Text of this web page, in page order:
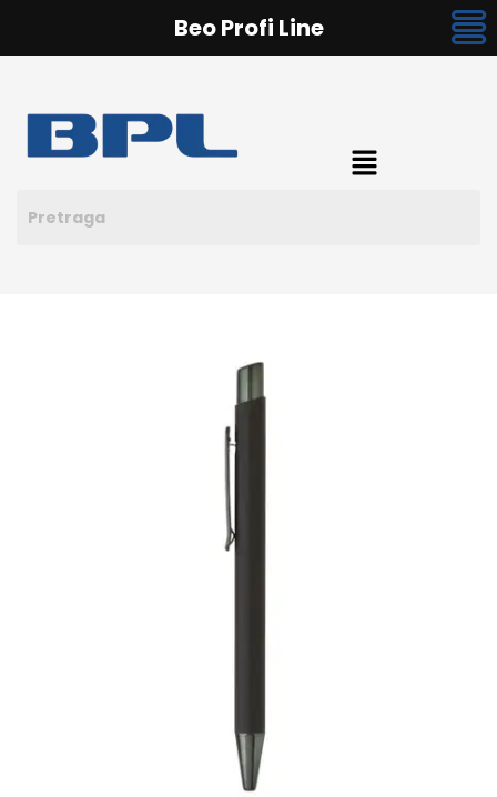
Beo Profi Line